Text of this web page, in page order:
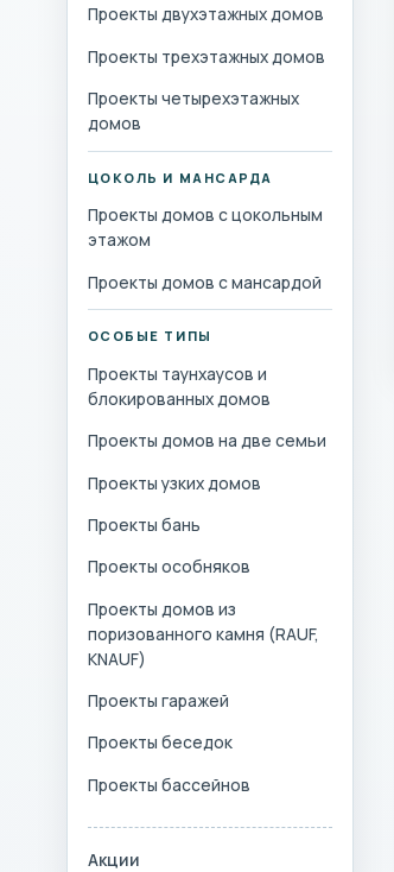
Проекты двухэтажных домов
Проекты трехэтажных домов
Проекты четырехэтажных
домов
ЦОКОЛЬ И МАНСАРДА
Проекты домов с цокольным
этажом
Проекты домов с мансардой
ОСОБЫЕ ТИПЫ
Проекты таунхаусов и
блокированных домов
Проекты домов на две семьи
Проекты узких домов
Проекты бань
Проекты особняков
Проекты домов из
поризованного камня (RAUF,
KNAUF)
Проекты гаражей
Проекты беседок
Проекты бассейнов
Акции